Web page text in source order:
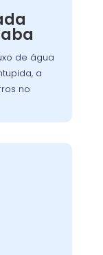
de água
a
no
no
lavagem.
causas
válvula é
de água.